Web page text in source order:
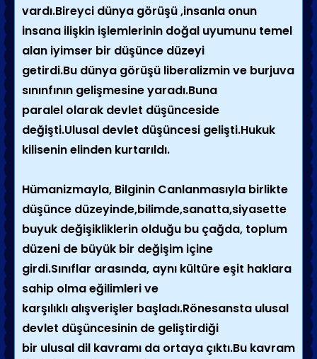
vardı.Bireyci dünya görüşü ,insanla onun
insana ilişkin işlemlerinin doğal uyumunu temel
alan iyimser bir düşünce düzeyi
getirdi.Bu dünya görüşü liberalizmin ve burjuva
sınınfının gelişmesine yaradı.Buna
paralel olarak devlet düşünceside
değişti.Ulusal devlet düşüncesi gelişti.Hukuk
kilisenin elinden kurtarıldı.
Hümanizmayla, Bilginin Canlanmasıyla birlikte
düşünce düzeyinde,bilimde,sanatta,siyasette
buyuk değişikliklerin olduğu bu çağda, toplum
düzeni de büyük bir değişim içine
girdi.Sınıflar arasında, aynı kültüre eşit haklara
sahip olma eğilimleri ve
karşılıklı alışverişler başladı.Rönesansta ulusal
devlet düşüncesinin de geliştirdiği
bir ulusal dil kavramı da ortaya çıktı.Bu kavram